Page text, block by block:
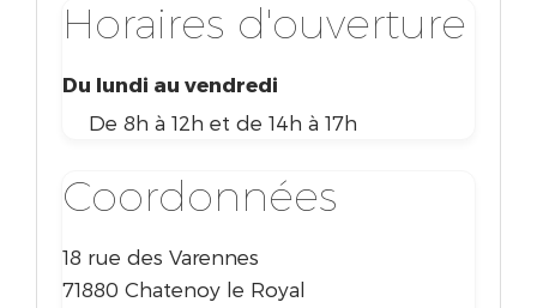
Horaires d'ouverture
Du lundi au vendredi
De 8h à 12h et de 14h à 17h
Coordonnées
18 rue des Varennes
71880 Chatenoy le Royal